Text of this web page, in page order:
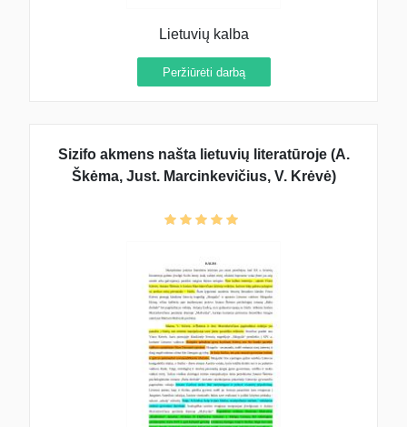
Lietuvių kalba
Peržiūrėti darbą
Sizifo akmens našta lietuvių literatūroje (A.
Škėma, Just. Marcinkevičius, V. Krėvė)